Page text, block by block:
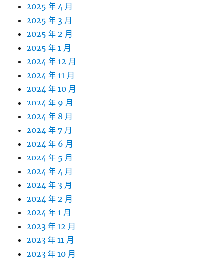
2025 年 4 月
2025 年 3 月
2025 年 2 月
2025 年 1 月
2024 年 12 月
2024 年 11 月
2024 年 10 月
2024 年 9 月
2024 年 8 月
2024 年 7 月
2024 年 6 月
2024 年 5 月
2024 年 4 月
2024 年 3 月
2024 年 2 月
2024 年 1 月
2023 年 12 月
2023 年 11 月
2023 年 10 月